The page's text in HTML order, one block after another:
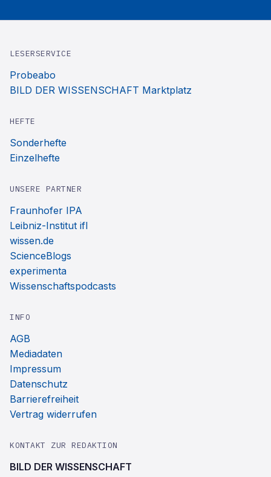
LESERSERVICE
Probeabo
BILD DER WISSENSCHAFT Marktplatz
HEFTE
Sonderhefte
Einzelhefte
UNSERE PARTNER
Fraunhofer IPA
Leibniz-Institut ifl
wissen.de
ScienceBlogs
experimenta
Wissenschaftspodcasts
INFO
AGB
Mediadaten
Impressum
Datenschutz
Barrierefreiheit
Vertrag widerrufen
KONTAKT ZUR REDAKTION
BILD DER WISSENSCHAFT